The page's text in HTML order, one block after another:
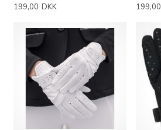
199,00 DKK
199,00